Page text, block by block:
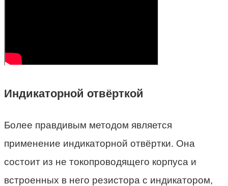
Индикаторной отвёрткой
Более правдивым методом является
применение индикаторной отвёртки. Она
состоит из не токопроводящего корпуса и
встроенных в него резистора с индикатором,